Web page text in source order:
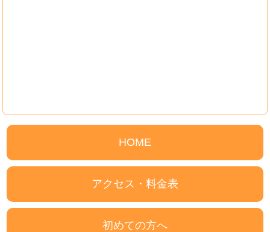
HOME
アクセス・料金表
初めての方へ